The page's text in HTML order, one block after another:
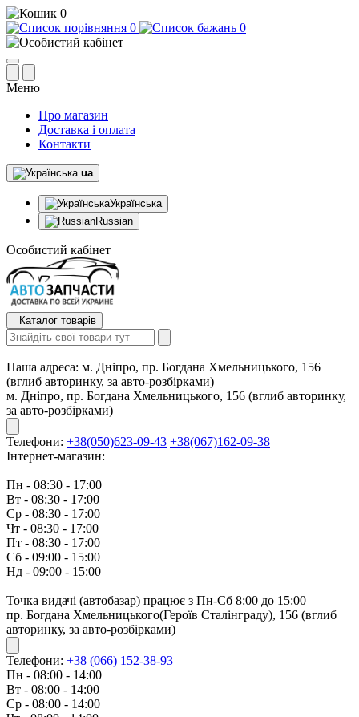
0
0
0
Меню
Про магазин
Доставка і оплата
Контакти
ua
Українська
Russian
Особистий кабінет
Каталог товарів
Наша адреса: м. Дніпро, пр. Богдана Хмельницького, 156
(вглиб авторинку, за авто-розбірками)
м. Дніпро, пр. Богдана Хмельницького, 156 (вглиб авторинку,
за авто-розбірками)
Телефони: +38(050)623-09-43 +38(067)162-09-38
Інтернет-магазин:
Пн - 08:30 - 17:00
Вт - 08:30 - 17:00
Ср - 08:30 - 17:00
Чт - 08:30 - 17:00
Пт - 08:30 - 17:00
Сб - 09:00 - 15:00
Нд - 09:00 - 15:00
Точка видачі (автобазар) працює з Пн-Сб 8:00 до 15:00
пр. Богдана Хмельницького(Героїв Сталінграду), 156 (вглиб
авторинку, за авто-розбірками)
Телефони: +38 (066) 152-38-93
Пн - 08:00 - 14:00
Вт - 08:00 - 14:00
Ср - 08:00 - 14:00